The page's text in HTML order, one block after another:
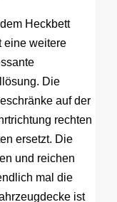
Heckbett
eine weitere
Die
auf der
rechten
ersetzt. Die
und reichen
mal die
ist